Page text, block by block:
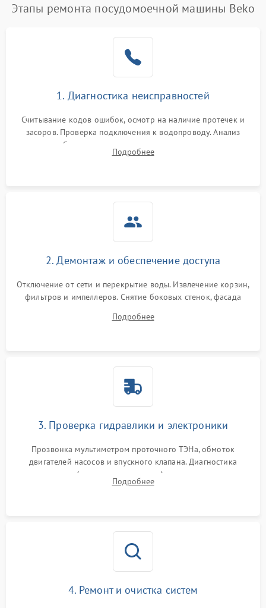
Этапы ремонта посудомоечной машины Beko
1. Диагностика неисправностей
Считывание кодов ошибок, осмотр на наличие протечек и
засоров. Проверка подключения к водопроводу. Анализ
жалоб на отсутствие слива, нагрева, вращения
разбрызгивателей или срабатывание системы защиты
Подробнее
2. Демонтаж и обеспечение доступа
Отключение от сети и перекрытие воды. Извлечение корзин,
фильтров и импеллеров. Снятие боковых стенок, фасада
циркуляционному насосу, ТЭНу и сливной помпе.
Подробнее
3. Проверка гидравлики и электроники
Прозвонка мультиметром проточного ТЭНа, обмоток
двигателей насосов и впускного клапана. Диагностика
прессостата (датчика уровня воды), датчика мутности,
концевика дверцы и электронного модуля управления.
Подробнее
4. Ремонт и очистка систем